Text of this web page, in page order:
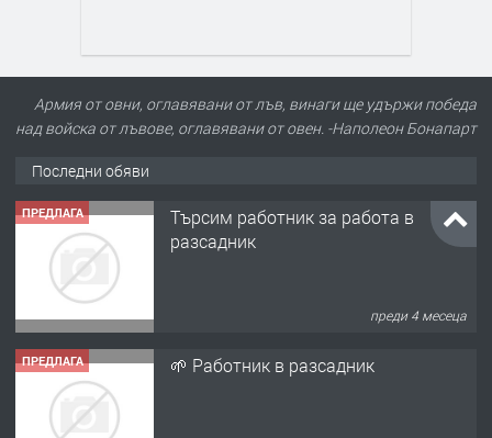
Армия от овни, оглавявани от лъв, винаги ще удържи победа
над войска от лъвове, оглавявани от овен. -Наполеон Бонапарт
Последни обяви
разсадник